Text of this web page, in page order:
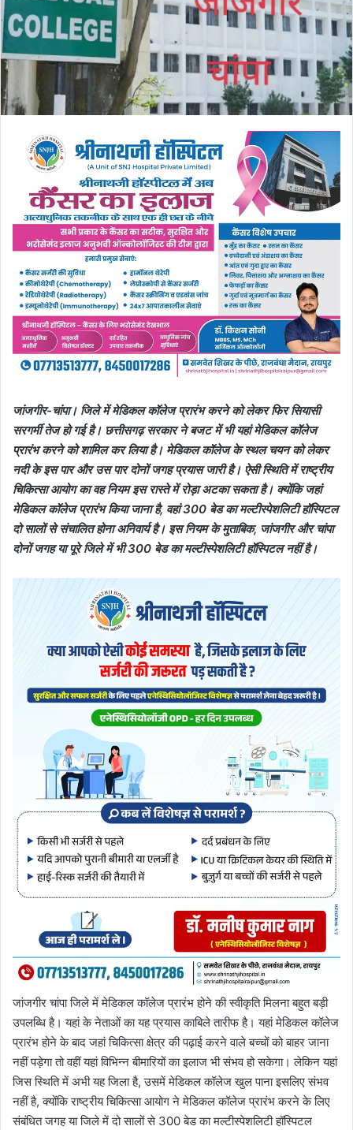
जांजगीर-चांपा। जिले में मेडिकल कॉलेज प्रारंभ करने को लेकर फिर सियासी
सरगर्मी तेज हो गई है। छत्तीसगढ़ सरकार ने बजट में भी यहां मेडिकल कॉलेज
प्रारंभ करने को शामिल कर लिया है। मेडिकल कॉलेज के स्थल चयन को लेकर
नदी के इस पार और उस पार दोनों जगह प्रयास जारी है। ऐसी स्थिति में राष्ट्रीय
चिकित्सा आयोग का वह नियम इस रास्ते में रोड़ा अटका सकता है। क्योंकि जहां
मेडिकल कॉलेज प्रारंभ किया जाना है, वहां 300 बेड का मल्टीस्पेशलिटी हॉस्पिटल
दो सालों से संचालित होना अनिवार्य है। इस नियम के मुताबिक, जांजगीर और चांपा
दोनों जगह या पूरे जिले में भी 300 बेड का मल्टीस्पेशलिटी हॉस्पिटल नहीं है।
जांजगीर चांपा जिले में मेडिकल कॉलेज प्रारंभ होने की स्वीकृति मिलना बहुत बड़ी
उपलब्धि है। यहां के नेताओं का यह प्रयास काबिले तारीफ है। यहां मेडिकल कॉलेज
प्रारंभ होने के बाद जहां चिकित्सा क्षेत्र की पढ़ाई करने वाले बच्चों को बाहर जाना
नहीं पड़ेगा तो वहीं यहां विभिन्न बीमारियों का इलाज भी संभव हो सकेगा। लेकिन यहां
जिस स्थिति में अभी यह जिला है, उसमें मेडिकल कॉलेज खुल पाना इसलिए संभव
नहीं है, क्योंकि राष्ट्रीय चिकित्सा आयोग ने मेडिकल कॉलेज प्रारंभ करने के लिए
संबंधित जगह या जिले में दो सालों से 300 बेड का मल्टीस्पेशलिटी हॉस्पिटल